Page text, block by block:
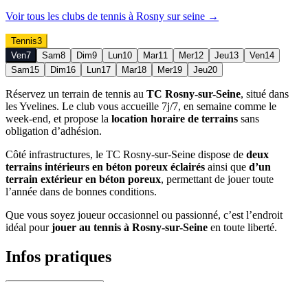
Voir tous les clubs de tennis à Rosny sur seine →
Tennis3
Ven7 Sam8 Dim9 Lun10 Mar11 Mer12 Jeu13 Ven14
Sam15 Dim16 Lun17 Mar18 Mer19 Jeu20
Réservez un terrain de tennis au TC Rosny-sur-Seine, situé dans
les Yvelines. Le club vous accueille 7j/7, en semaine comme le
week-end, et propose la location horaire de terrains sans
obligation d’adhésion.
Côté infrastructures, le TC Rosny-sur-Seine dispose de deux
terrains intérieurs en béton poreux éclairés ainsi que d’un
terrain extérieur en béton poreux, permettant de jouer toute
l’année dans de bonnes conditions.
Que vous soyez joueur occasionnel ou passionné, c’est l’endroit
idéal pourjouer au tennis à Rosny-sur-Seine en toute liberté.
Infos pratiques